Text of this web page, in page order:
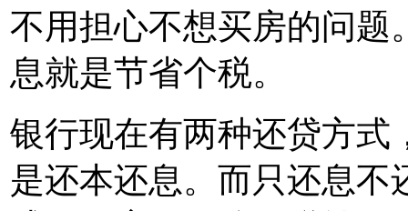
不用担心不想买房的问题
息就是节省个税。
银行现在有两种还贷方式
是还本还息。而只还息不